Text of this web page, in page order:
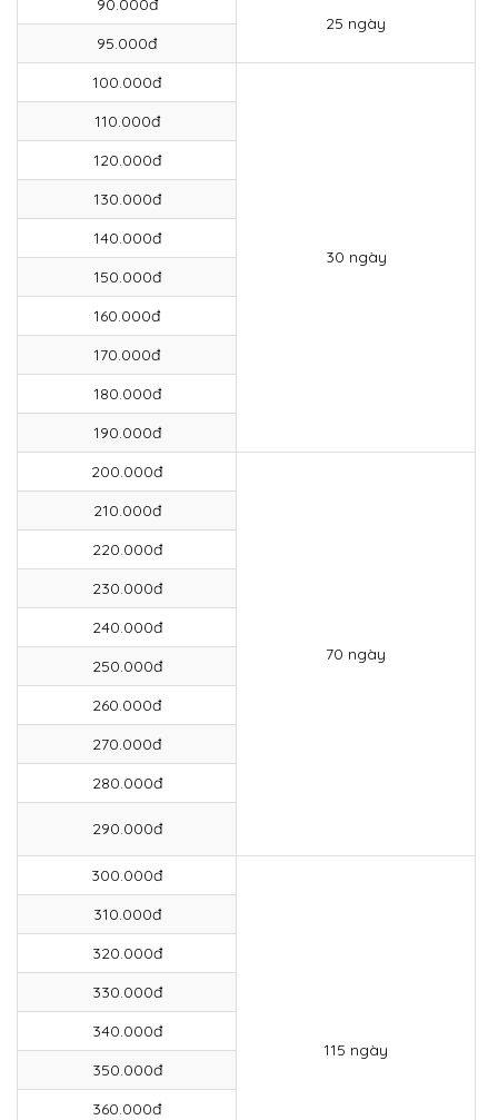
90.000đ
25 ngày
95.000đ
100.000đ
30 ngày
110.000đ
120.000đ
130.000đ
140.000đ
150.000đ
160.000đ
170.000đ
180.000đ
190.000đ
200.000đ
70 ngày
210.000đ
220.000đ
230.000đ
240.000đ
250.000đ
260.000đ
270.000đ
280.000đ
290.000đ
300.000đ
115 ngày
310.000đ
320.000đ
330.000đ
340.000đ
350.000đ
360.000đ